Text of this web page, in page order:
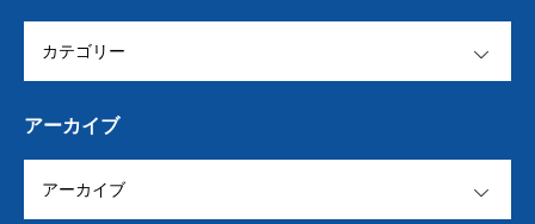
アーカイブ